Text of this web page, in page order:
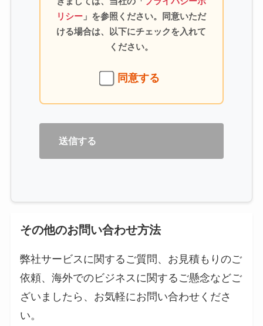
リシー 」を参照ください。同意いただ
ける場合は、以下にチェックを入れて
ください。
同意する
その他のお問い合わせ方法
弊社サービスに関するご質問、お見積もりのご
依頼、海外でのビジネスに関するご懸念などご
ざいましたら、お気軽にお問い合わせくださ
い。